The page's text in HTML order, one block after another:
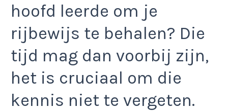
hoofd leerde om je
rijbewijs te behalen? Die
tijd mag dan voorbij zijn,
het is cruciaal om die
kennis niet te vergeten.